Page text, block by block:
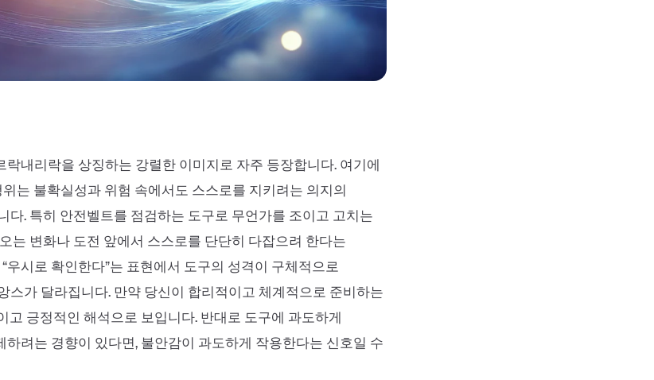
락내리락을 상징하는 강렬한 이미지로 자주 등장합니다. 여기에
위는 불확실성과 위험 속에서도 스스로를 지키려는 의지의
다. 특히 안전벨트를 점검하는 도구로 무언가를 조이고 고치는
는 변화나 도전 앞에서 스스로를 단단히 다잡으려 한다는
우시로 확인한다”는 표현에서 도구의 성격이 구체적으로
스가 달라집니다. 만약 당신이 합리적이고 체계적으로 준비하는
고 긍정적인 해석으로 보입니다. 반대로 도구에 과도하게
하려는 경향이 있다면, 불안감이 과도하게 작용한다는 신호일 수